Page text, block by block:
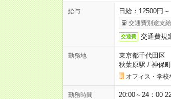
給与 日給：12500円
交通費別途支
交通費 交通費規
勤務地
東京都千代田区
秋葉原駅 / 神保
オフィス・学校
勤務時間
20:00～24：00